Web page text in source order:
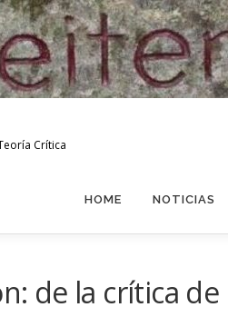
Crítica
HOME NOTICIAS
de la crítica